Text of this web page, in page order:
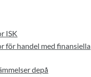
ISK
för handel med finansiella
depå